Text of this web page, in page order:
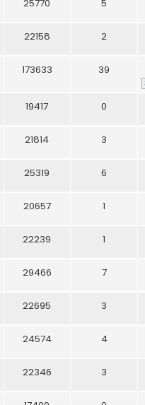
5
25770
2
22158
39
173633
0
19417
3
21814
6
25319
1
20657
1
22239
7
29466
3
22695
4
24574
3
22346